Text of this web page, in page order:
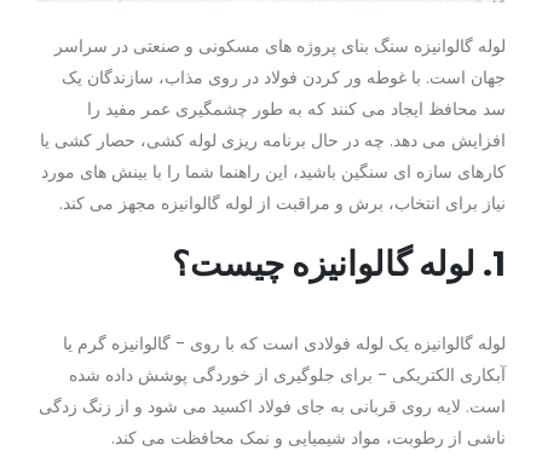
لوله گالوانیزه سنگ بنای پروژه های مسکونی و صنعتی در سراسر
جهان است. با غوطه ور کردن فولاد در روی مذاب، سازندگان یک
سد محافظ ایجاد می کنند که به طور چشمگیری عمر مفید را
افزایش می دهد. چه در حال برنامه ریزی لوله کشی، حصار کشی یا
کارهای سازه ای سنگین باشید، این راهنما شما را با بینش های مورد
نیاز برای انتخاب، برش و مراقبت از لوله گالوانیزه مجهز می کند.
1. لوله گالوانیزه چیست؟
لوله گالوانیزه یک لوله فولادی است که با روی - گالوانیزه گرم یا
آبکاری الکتریکی - برای جلوگیری از خوردگی پوشش داده شده
است. لایه روی قربانی به جای فولاد اکسید می شود و از زنگ زدگی
ناشی از رطوبت، مواد شیمیایی و نمک محافظت می کند.